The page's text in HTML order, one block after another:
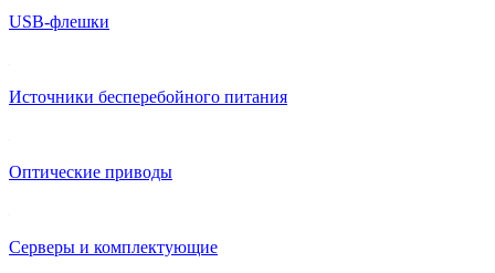
USB-флешки
Источники бесперебойного питания
Оптические приводы
Серверы и комплектующие